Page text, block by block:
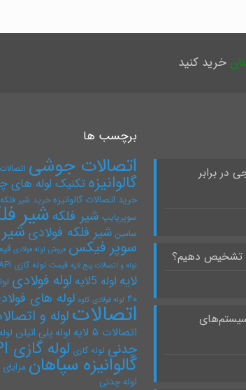
خرید کنید
در برابر
تشخیص دهیم؟
برچسب ها
اتصالات جوشی
گالوانیزهتکنیک لوله های
خرید اتصالات گالوانیزه خرید شیر فلکه
سوپرپایپ شیر فلکه شیر
سامین شیر فلکه فولادی
سوپر فیکس فروش لوله فولادی
لوله و اتصالات پنج لایه قیمت لوله گازی API
لایه لوله 5لایه لوله فولادی
۴۰ لوله فولادی کاوه لوله هایاتصالاتلوله و
اتصالات ۵ لایه
لوله پلی اتیلن
چدنی لوله گازی لوله گازی API
گالوانیزه سپاهان
لوله چدنی